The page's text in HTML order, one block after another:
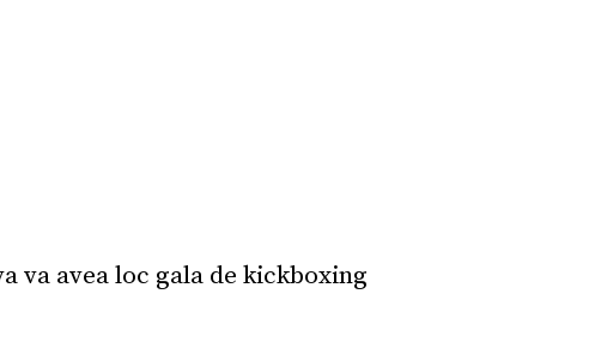
va avea loc gala de kickboxing